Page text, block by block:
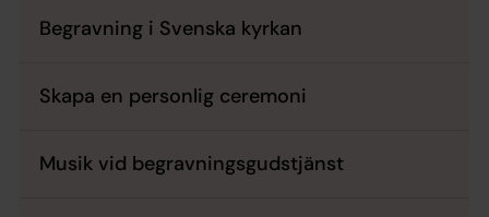
Begravning i Svenska kyrkan
Skapa en personlig ceremoni
Musik vid begravningsgudstjänst